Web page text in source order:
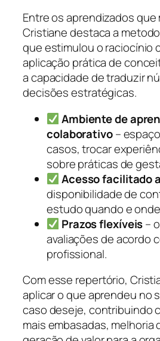
Entre os aprendizados que
Cristiane destaca a
que estimulou o raciocínio
aplicação prática de
a capacidade de traduzir
decisões estratégicas.
Ambiente de
colaborativo–
casos, trocar
sobre práticas de
Acesso facilitado
disponibilidade de
estudo quando e
Prazos flexíveis–
avaliações de acordo
profissional.
Com esse repertório,
aplicar o que aprendeu no
caso deseje, contribuindo
mais embasadas, melhoria